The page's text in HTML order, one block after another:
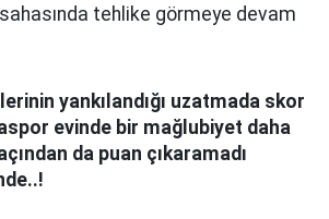
tehlike görmeye devam
yankılandığı uzatmada skor
evinde bir mağlubiyet daha
çından da puan çıkaramadı